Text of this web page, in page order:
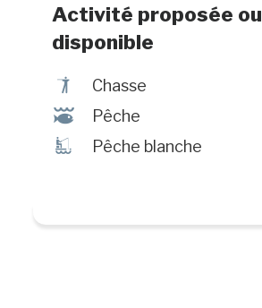
Activité proposée ou
disponible
Ã Chasse
@ Pêche
Î Pêche blanche